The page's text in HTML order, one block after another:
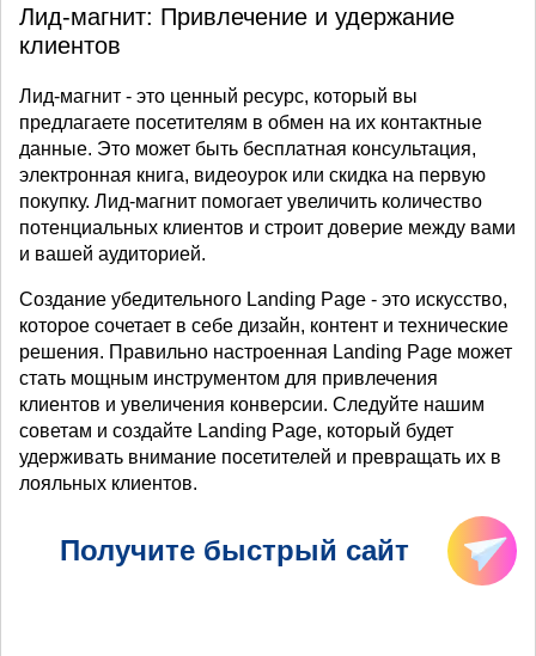
Лид-магнит: Привлечение и удержание
клиентов
Лид-магнит - это ценный ресурс, который вы
предлагаете посетителям в обмен на их контактные
данные. Это может быть бесплатная консультация,
электронная книга, видеоурок или скидка на первую
покупку. Лид-магнит помогает увеличить количество
потенциальных клиентов и строит доверие между вами
и вашей аудиторией.
Создание убедительного Landing Page - это искусство,
которое сочетает в себе дизайн, контент и технические
решения. Правильно настроенная Landing Page может
стать мощным инструментом для привлечения
клиентов и увеличения конверсии. Следуйте нашим
советам и создайте Landing Page, который будет
удерживать внимание посетителей и превращать их в
лояльных клиентов.
Получите быстрый сайт